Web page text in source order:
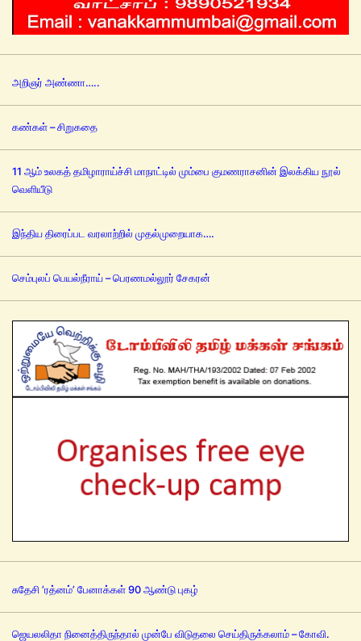
அறிஞர் அண்ணா…..
கண்கள் – சிறுகதை
11 ஆம் உலகத் தமிழாராய்ச்சி மாநாட்டில் மும்பை குமணராசனின் இலக்கிய நூல்
வெளியீடு
இந்திய திரைப்பட வரலாற்றில் முதல்முறையாக….
செம்புலப் பெயல்நீராய் – பெரணமல்லூர் சேகரன்
சுதேசி ’ரத்னம்’ பேனாக்கள் 90 ஆண்டு புகழ்
ஜெயலலிதா நினைத்திருந்தால் முன்பே விடுதலை செய்திருக்கலாம் – கோவி.